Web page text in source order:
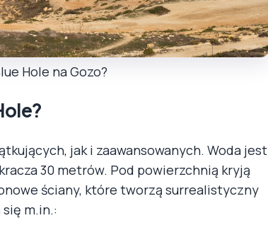
Hole na Gozo?
jak i zaawansowanych. Woda jest
30 metrów. Pod powierzchnią kryją
ściany, które tworzą surrealistyczny
m.in.: